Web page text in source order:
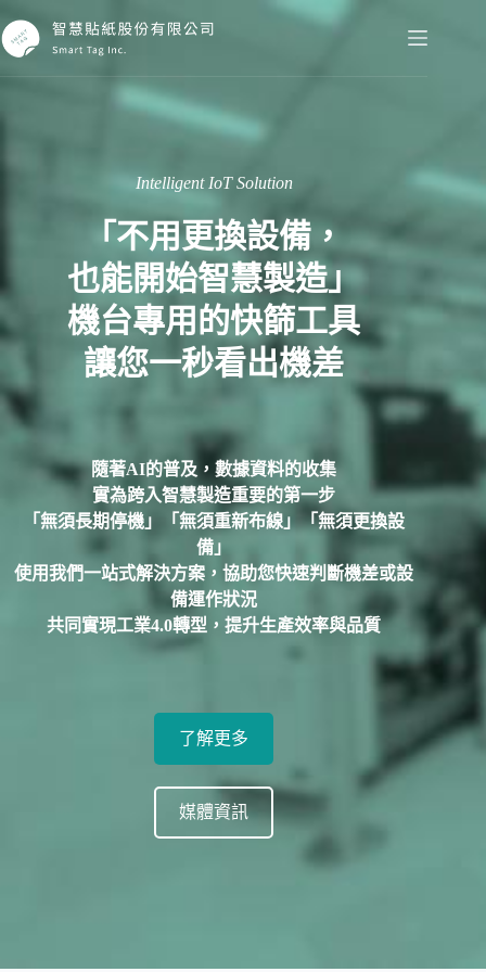
Intelligent IoT Solution
「不用更換設備，
也能開始智慧製造」
機台專用的快篩工具
讓您一秒看出機差
隨著AI的普及，數據資料的收集
實為跨入智慧製造重要的第一步
「無須長期停機」「無須重新布線」「無須更換設
備」
使用我們一站式解決方案，協助您快速判斷機差或設
備運作狀況
共同實現工業4.0轉型，提升生產效率與品質
了解更多
媒體資訊